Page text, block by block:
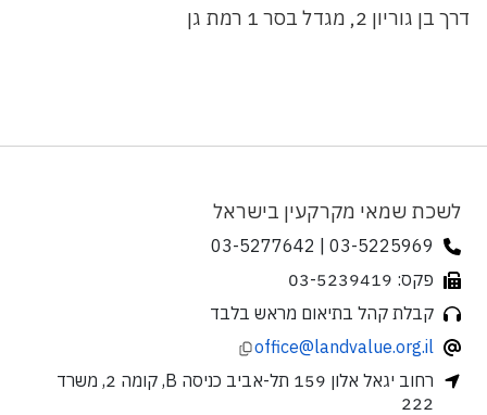
דרך בן גוריון 2, מגדל בסר 1 רמת גן
לשכת שמאי מקרקעין בישראל
03-5225969 | 03-5277642
פקס: 03-5239419
קבלת קהל בתיאום מראש בלבד
office@landvalue.org.il
רחוב יגאל אלון 159 תל-אביב כניסה B, קומה 2, משרד
222